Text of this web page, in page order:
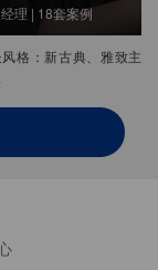
理 | 18套案例
格：新古典、雅致主